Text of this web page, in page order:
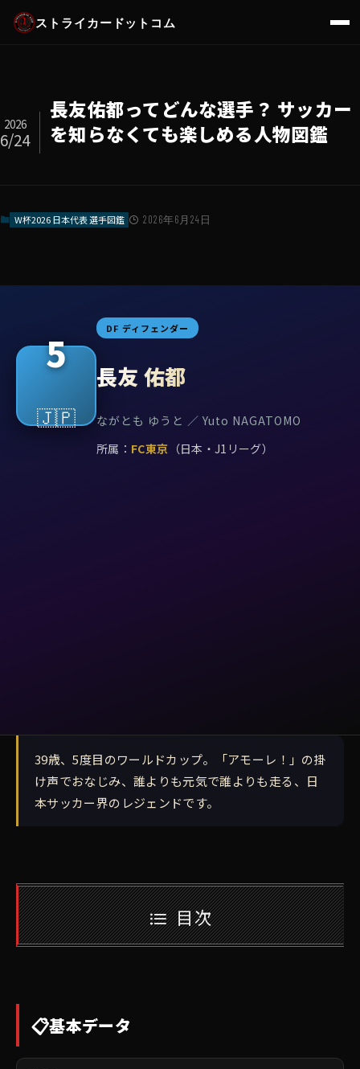
ストライカードットコム
長友佑都ってどんな選手？ サッカー
を知らなくても楽しめる人物図鑑
2026
6/24
W杯2026 日本代表 選手図鑑 2026年6月24日
5
🇯🇵
DF ディフェンダー
長友 佑都
ながとも ゆうと ／ Yuto NAGATOMO
所属： FC東京 （日本・J1リーグ）
39歳、5度目のワールドカップ。「アモーレ！」の掛
け声でおなじみ、誰よりも元気で誰よりも走る、日
本サッカー界のレジェンドです。
目次
📋基本データ